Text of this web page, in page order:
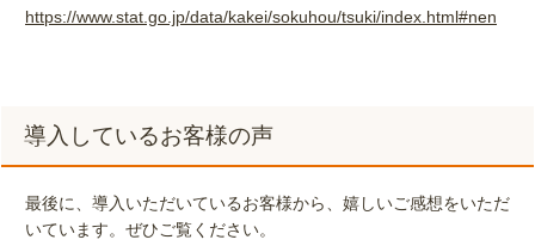
https://www.stat.go.jp/data/kakei/sokuhou/tsuki/index.html#nen
導入しているお客様の声
最後に、導入いただいているお客様から、嬉しいご感想をいただ
いています。ぜひご覧ください。